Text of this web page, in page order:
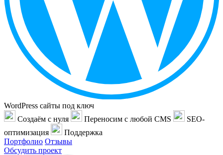
WordPress сайты под ключ
Создаём с нуля
Переносим с любой CMS
SEO-
оптимизация
Поддержка
Портфолио Отзывы
Обсудить проект